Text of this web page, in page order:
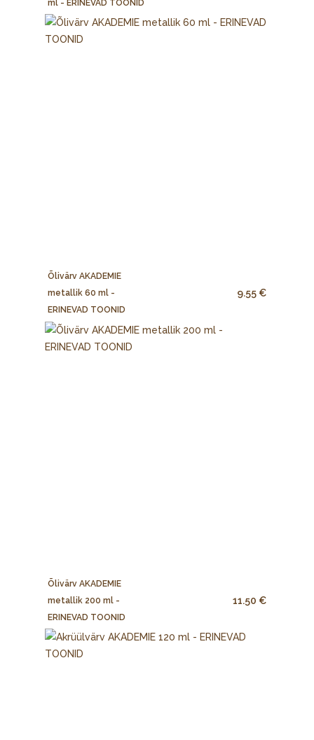
ml - ERINEVAD TOONID
Õlivärv AKADEMIE
metallik 60 ml -
ERINEVAD TOONID
9.55 €
Õlivärv AKADEMIE
metallik 200 ml -
ERINEVAD TOONID
11.50 €